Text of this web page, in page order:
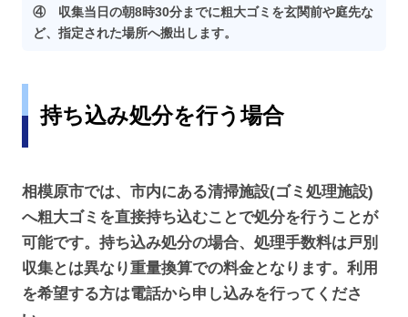
④ 収集当日の朝8時30分までに粗大ゴミを玄関前や庭先な
ど、指定された場所へ搬出します。
持ち込み処分を行う場合
相模原市では、市内にある清掃施設(ゴミ処理施設)
へ粗大ゴミを直接持ち込むことで処分を行うことが
可能です。持ち込み処分の場合、処理手数料は戸別
収集とは異なり重量換算での料金となります。利用
を希望する方は電話から申し込みを行ってくださ